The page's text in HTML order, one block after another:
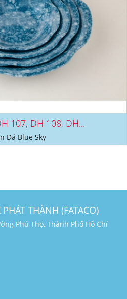
107, DH 108, DH...
Đá Blue Sky
THÀNH (FATACO)
Phú Thọ, Thành Phố Hồ Chí